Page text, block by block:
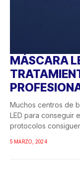
MÁSCARA
Muchos centros de
LED para conseguir
protocolos
5 MARZO, 2024